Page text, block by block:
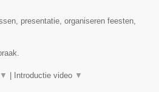
presentatie, organiseren feesten,
▼ | Introductie video ▼